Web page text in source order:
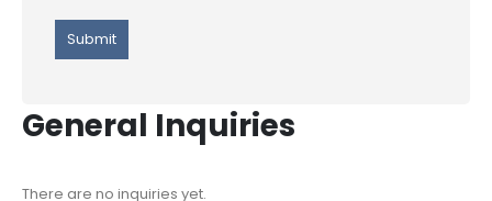
General Inquiries
There are no inquiries yet.